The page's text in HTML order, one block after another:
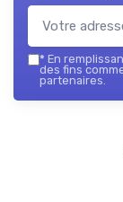
* En
des fins
partenaires.